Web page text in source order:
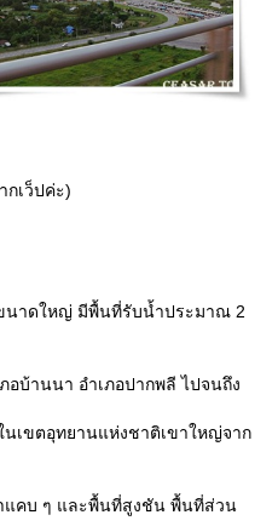
เว็ปค่ะ)
าดใหญ่ มีพื้นที่รับน้ำประมาณ 2
อบ้านนา อำเภอปากพลี ไปจนถึง
เขตอุทยานแห่งชาติเขาใหญ่จาก
แคบ ๆ และพื้นที่สูงชัน พื้นที่ส่วน